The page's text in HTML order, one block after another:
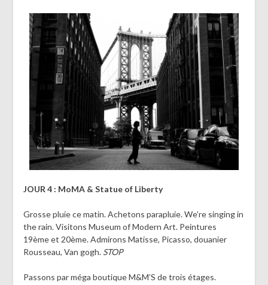
JOUR 4 : MoMA & Statue of Liberty
Grosse pluie ce matin. Achetons parapluie. We’re singing in
the rain. Visitons Museum of Modern Art. Peintures
19ème et 20ème. Admirons Matisse, Picasso, douanier
Rousseau, Van gogh. STOP
Passons par méga boutique M&M’S de trois étages.